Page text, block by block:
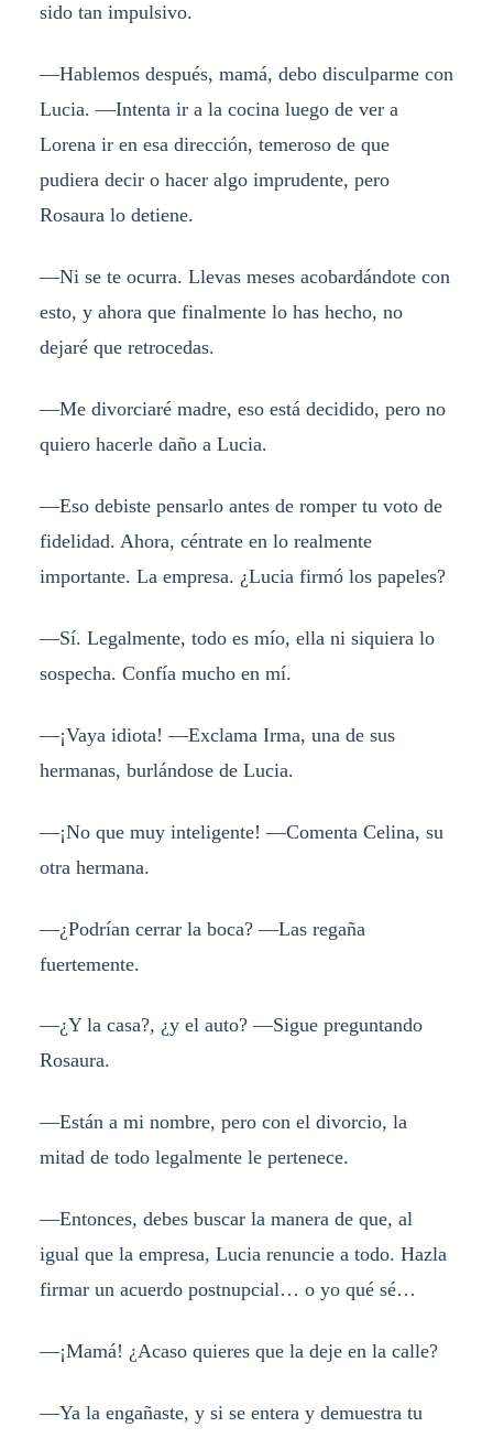
sido tan impulsivo.
—Hablemos después, mamá, debo disculparme con
Lucia. —Intenta ir a la cocina luego de ver a
Lorena ir en esa dirección, temeroso de que
pudiera decir o hacer algo imprudente, pero
Rosaura lo detiene.
—Ni se te ocurra. Llevas meses acobardándote con
esto, y ahora que finalmente lo has hecho, no
dejaré que retrocedas.
—Me divorciaré madre, eso está decidido, pero no
quiero hacerle daño a Lucia.
—Eso debiste pensarlo antes de romper tu voto de
fidelidad. Ahora, céntrate en lo realmente
importante. La empresa. ¿Lucia firmó los papeles?
—Sí. Legalmente, todo es mío, ella ni siquiera lo
sospecha. Confía mucho en mí.
—¡Vaya idiota! —Exclama Irma, una de sus
hermanas, burlándose de Lucia.
—¡No que muy inteligente! —Comenta Celina, su
otra hermana.
—¿Podrían cerrar la boca? —Las regaña
fuertemente.
—¿Y la casa?, ¿y el auto? —Sigue preguntando
Rosaura.
—Están a mi nombre, pero con el divorcio, la
mitad de todo legalmente le pertenece.
—Entonces, debes buscar la manera de que, al
igual que la empresa, Lucia renuncie a todo. Hazla
firmar un acuerdo postnupcial… o yo qué sé…
—¡Mamá! ¿Acaso quieres que la deje en la calle?
—Ya la engañaste, y si se entera y demuestra tu